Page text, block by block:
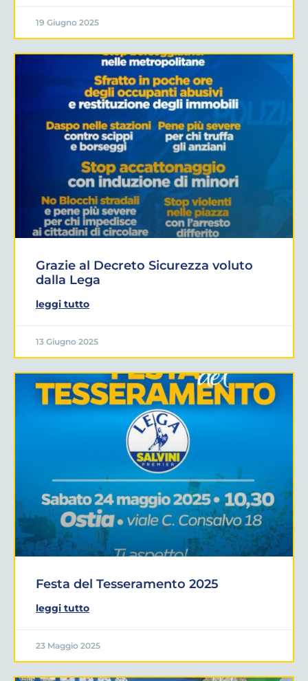
19 Giugno 2025
Grazie al Decreto Sicurezza voluto
dalla Lega
leggi tutto
13 Giugno 2025
Festa del Tesseramento 2025
leggi tutto
23 Maggio 2025